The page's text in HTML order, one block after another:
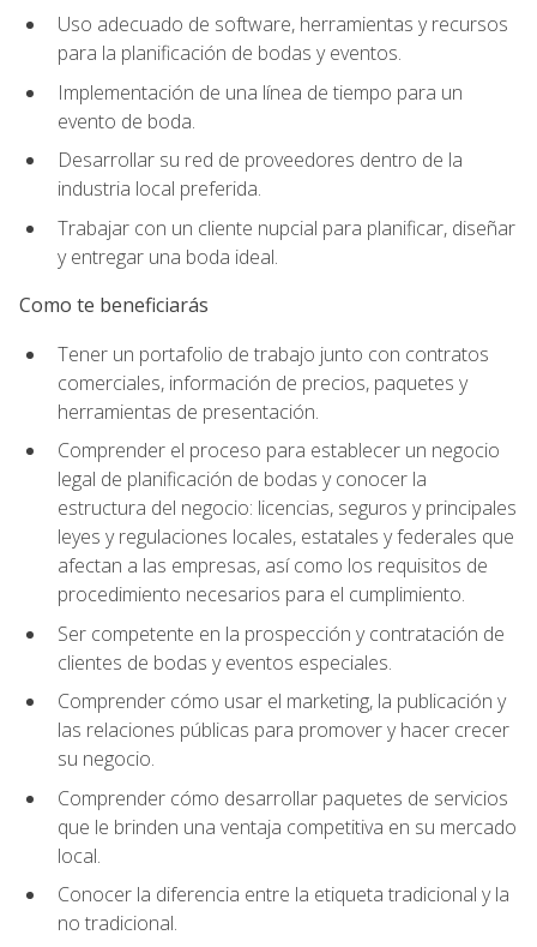
Uso adecuado de software, herramientas y recursos
para la planificación de bodas y eventos.
Implementación de una línea de tiempo para un
evento de boda.
Desarrollar su red de proveedores dentro de la
industria local preferida.
Trabajar con un cliente nupcial para planificar, diseñar
y entregar una boda ideal.
Como te beneficiarás
Tener un portafolio de trabajo junto con contratos
comerciales, información de precios, paquetes y
herramientas de presentación.
Comprender el proceso para establecer un negocio
legal de planificación de bodas y conocer la
estructura del negocio: licencias, seguros y principales
leyes y regulaciones locales, estatales y federales que
afectan a las empresas, así como los requisitos de
procedimiento necesarios para el cumplimiento.
Ser competente en la prospección y contratación de
clientes de bodas y eventos especiales.
Comprender cómo usar el marketing, la publicación y
las relaciones públicas para promover y hacer crecer
su negocio.
Comprender cómo desarrollar paquetes de servicios
que le brinden una ventaja competitiva en su mercado
local.
Conocer la diferencia entre la etiqueta tradicional y la
no tradicional.